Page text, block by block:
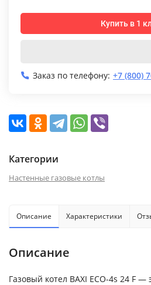
Купить в 1
Заказ по телефону: +7 (800)
Категории
Настенные газовые котлы
Описание Характеристики
Описание
Газовый котел BAXI ECO-4s 24 F —